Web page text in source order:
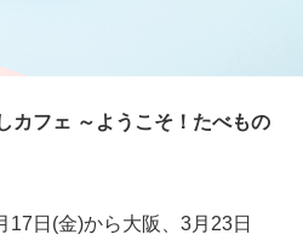
カフェ ～ようこそ！たべもの
日(金)から大阪、3月23日